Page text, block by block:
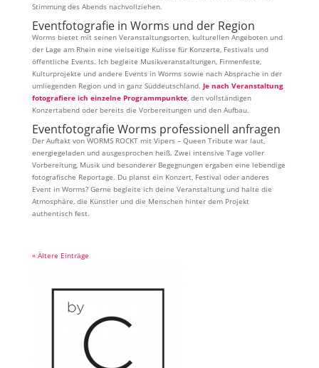
Stimmung des Abends nachvollziehen.
Eventfotografie in Worms und der Region
Worms bietet mit seinen Veranstaltungsorten, kulturellen Angeboten und
der Lage am Rhein eine vielseitige Kulisse für Konzerte, Festivals und
öffentliche Events. Ich begleite Musikveranstaltungen, Firmenfeste,
Kulturprojekte und andere Events in Worms sowie nach Absprache in der
umliegenden Region und in ganz Süddeutschland. Je nach Veranstaltung
fotografiere ich einzelne Programmpunkte, den vollständigen
Konzertabend oder bereits die Vorbereitungen und den Aufbau.
Eventfotografie Worms professionell anfragen
Der Auftakt von WORMS ROCKT mit Vipers – Queen Tribute war laut,
energiegeladen und ausgesprochen heiß. Zwei intensive Tage voller
Vorbereitung, Musik und besonderer Begegnungen ergaben eine lebendige
fotografische Reportage. Du planst ein Konzert, Festival oder anderes
Event in Worms? Gerne begleite ich deine Veranstaltung und halte die
Atmosphäre, die Künstler und die Menschen hinter dem Projekt
authentisch fest.
« Ältere Einträge